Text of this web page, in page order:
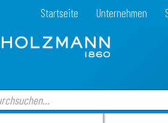
Startseite Unternehmen